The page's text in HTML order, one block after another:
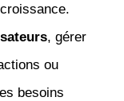
, gérer
ou
besoins